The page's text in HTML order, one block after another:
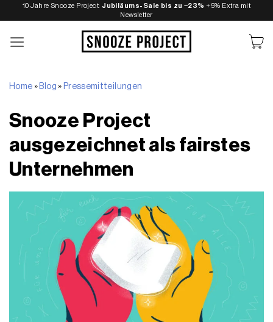
Inhalt
springen
10 Jahre Snooze Project: Jubiläums-Sale bis zu −23% +5% Extra mit
Newsletter
Home » Blog » Pressemitteilungen
Snooze Project
ausgezeichnet als fairstes
Unternehmen